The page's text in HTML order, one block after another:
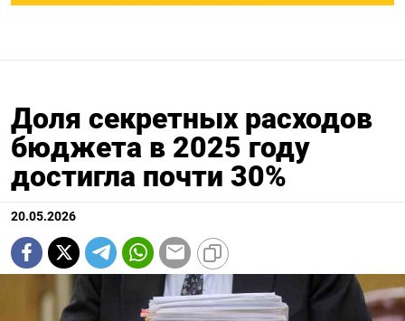
Доля секретных расходов
бюджета в 2025 году
достигла почти 30%
20.05.2026